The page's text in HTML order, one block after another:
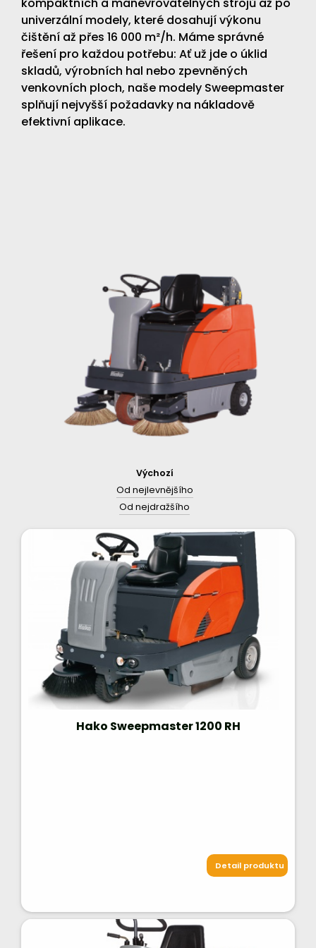
univerzální modely, které dosahují výkonu
čištění až přes 16 000 m²/h. Máme správné
řešení pro každou potřebu: Ať už jde o úklid
skladů, výrobních hal nebo zpevněných
venkovních ploch, naše modely Sweepmaster
splňují nejvyšší požadavky na nákladově
efektivní aplikace.
Výchozí
Od nejlevnějšího
Od nejdražšího
Hako Sweepmaster 1200 RH
Detail produktu